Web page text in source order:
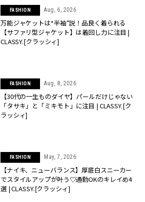
FASHION Aug, 6, 2026
万能ジャケットは“半袖”説！品良く着られる
【サファリ型ジャケット】は着回し力に注目 |
CLASSY.[クラッシィ]
FASHION Aug, 8, 2026
【30代の一生ものダイヤ】パールだけじゃない
「タサキ」と「ミキモト」に注目 | CLASSY.[ク
ラッシィ]
FASHION May, 7, 2026
【ナイキ、ニューバランス】厚底白スニーカー
でスタイルアップが叶う♡通勤OKのキレイめ4
選 | CLASSY.[クラッシィ]